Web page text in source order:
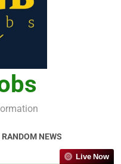
RANDOM NEWS
Live Now